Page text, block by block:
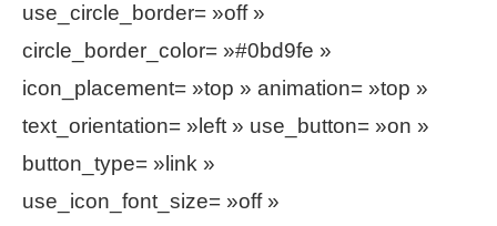
use_circle_border= »off »
circle_border_color= »#0bd9fe »
icon_placement= »top » animation= »top »
text_orientation= »left » use_button= »on »
button_type= »link »
use_icon_font_size= »off »